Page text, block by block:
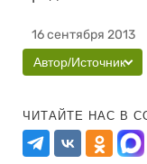
16 сентября 2013
Автор/Источник
ЧИТАЙТЕ НАС В